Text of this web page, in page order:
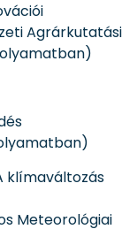
Agrárkutatási
klímaváltozás
Meteorológiai